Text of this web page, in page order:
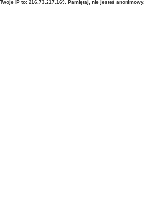
Twoje IP to: 216.73.217.169. Pamiętaj, nie jesteś anonimowy.